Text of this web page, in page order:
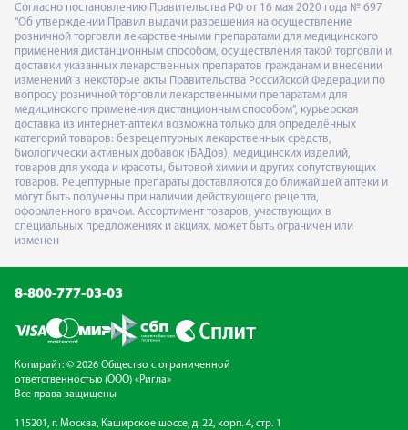
Согласно постановлению Правительства РФ от 16 мая 2020 года № 697
"Об утверждении Правил выдачи разрешения на осуществление
розничной торговли лекарственными препаратами для медицинского
применения дистанционным способом, осуществления такой торговли и
доставки указанных лекарственных препаратов гражданам и внесении
изменений в некоторые акты Правительства Российской Федерации по
вопросу розничной торговли лекарственными препаратами для
медицинского применения дистанционным способом", курьерская
доставка из интернет-аптеки возможна только для определённых
категорий товаров: безрецептурных лекарственных средств,
биологически активных добавок (БАДов), медицинских изделий,
товаров для ухода и красоты, бытовой химии и других сопутствующих
товаров. Рецептурные препараты доставляются до ближайшей аптеки и
могут быть получены при наличии действующего рецепта,
оформленного врачом. Ассортимент товаров, участвующих в
специальных предложениях и акциях, может быть ограничен или
изменен
8-800-777-03-03
Копирайт: © 2026 Общество с ограниченной
ответственностью (ООО) «Ригла»
Все права защищены
115201, г. Москва, Каширское шоссе, д. 22, корп. 4, стр. 1